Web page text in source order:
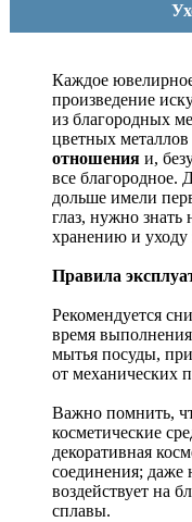
Каждое
произведение
из благородных
цветных металлов
отношения и,
все благородное.
дольше имели
глаз, нужно знать
хранению и
Правила
Рекомендуется
время
мытья посуды,
от механических
Важно помнить,
косметические
декоративная
соединения; даже
воздействует на
сплавы.